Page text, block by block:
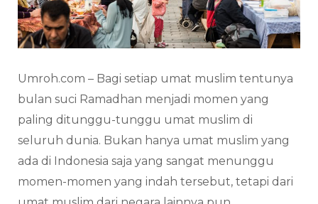
Umroh.com – Bagi setiap umat muslim tentunya
bulan suci Ramadhan menjadi momen yang
paling ditunggu-tunggu umat muslim di
seluruh dunia. Bukan hanya umat muslim yang
ada di Indonesia saja yang sangat menunggu
momen-momen yang indah tersebut, tetapi dari